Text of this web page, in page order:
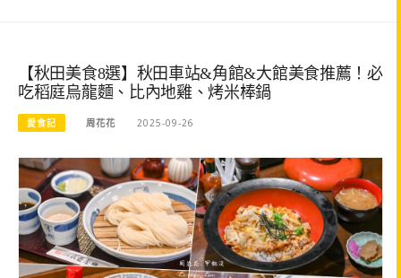
【秋田美食8選】秋田車站&角館&大館美食推薦！必
吃稻庭烏龍麵、比內地雞、烤米棒鍋
愛食記 周花花 2025-09-26